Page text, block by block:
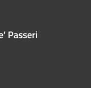
Passeri